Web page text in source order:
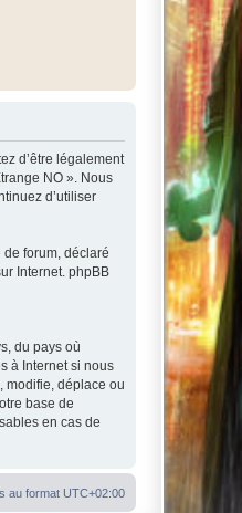
d’être légalement
NO ». Nous
d’utiliser
forum, déclaré
Internet. phpBB
du pays où
à Internet si nous
modifie, déplace ou
base de
en cas de
au format UTC+02:00